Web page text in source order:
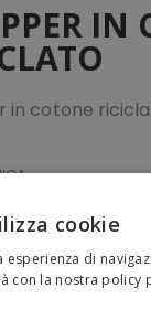
IN
in cotone
E
prezzo
cookie
di
con la nostra policy